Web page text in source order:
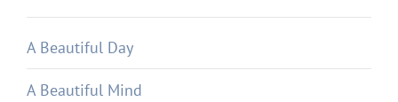
A Beautiful Day
A Beautiful Mind